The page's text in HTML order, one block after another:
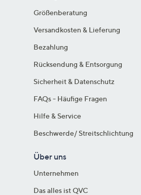
Größenberatung
Versandkosten & Lieferung
Bezahlung
Rücksendung & Entsorgung
Sicherheit & Datenschutz
FAQs - Häufige Fragen
Hilfe & Service
Beschwerde/ Streitschlichtung
Über uns
Unternehmen
Das alles ist QVC